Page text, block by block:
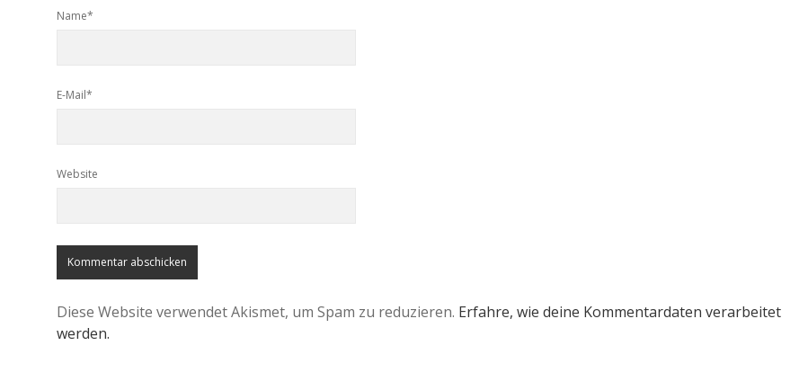
Name*
E-Mail*
Website
Diese Website verwendet Akismet, um Spam zu reduzieren. Erfahre, wie deine Kommentardaten verarbeitet
werden.